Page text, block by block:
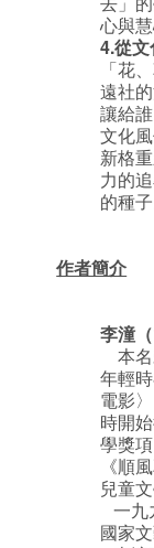
心與慧
4.從
「花
遠社
讓給
文化
新格
力的
的種子
作者簡介
李潼
本名
年輕
電影
時開
學獎
《順
兒童
一九
國家